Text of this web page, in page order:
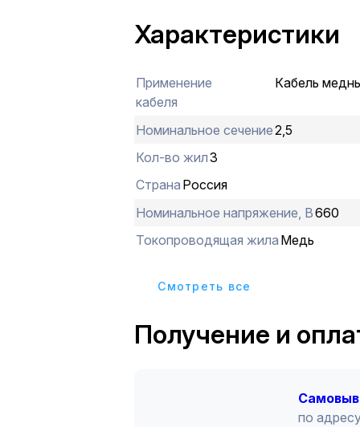
эстакадах, галереях) при
механических повреждений.
Характеристики
Применение
кабеля
Кабель
Номинальное сечение2,5
Кол-во жил3
Страна Россия
Номинальное напряжение, В660
Токопроводящая жила Медь
Cмотреть все
Получение и
по